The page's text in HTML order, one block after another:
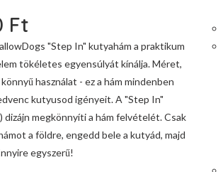
Ft
"Step In" kutyahám a praktikum
tökéletes egyensúlyát kínálja. Méret,
használat - ez a hám mindenben
kutyusod igényeit. A "Step In"
dizájn megkönnyíti a hám felvételét. Csak
a földre, engedd bele a kutyád, majd
egyszerű!